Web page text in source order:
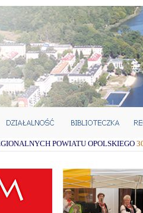
POWIATU OPOLSKIEGO